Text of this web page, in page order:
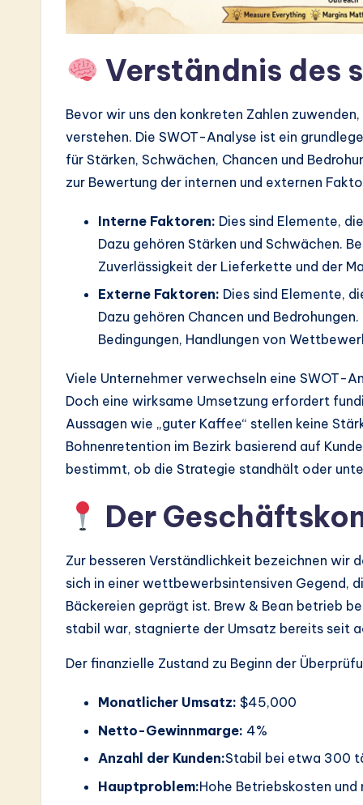
In
Verständnis des
Bevor wir uns den konkreten Zahlen
verstehen. Die SWOT-Analyse ist ein
für Stärken, Schwächen, Chancen und
zur Bewertung der internen und externen
Interne Faktoren: Dies sind Elemente,
Dazu gehören Stärken und Schwächen.
Zuverlässigkeit der Lieferkette und der
Externe Faktoren: Dies sind Elemente,
Dazu gehören Chancen und
Bedingungen, Handlungen von
Viele Unternehmer verwechseln eine SWOT-
Doch eine wirksame Umsetzung erfordert
Aussagen wie „guter Kaffee“ stellen keine
Bohnenretention im Bezirk basierend auf
bestimmt, ob die Strategie standhält oder
Der
Zur besseren Verständlichkeit bezeichnen wir
sich in einer wettbewerbsintensiven Gegend,
Bäckereien geprägt ist. Brew & Bean betrieb
stabil war, stagnierte der Umsatz bereits seit
Der finanzielle Zustand zu Beginn der
Monatlicher Umsatz: $45,000
Netto-Gewinnmarge: 4%
Anzahl der Kunden:Stabil bei etwa 300
Hauptproblem:Hohe Betriebskosten